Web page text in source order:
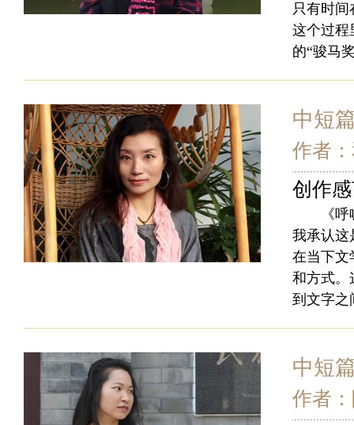
只有时
这个过程
的“骏马
中短
作者
创作
《呼喊
我承认这
在当下文
和方式。
到文字之
中短
作者